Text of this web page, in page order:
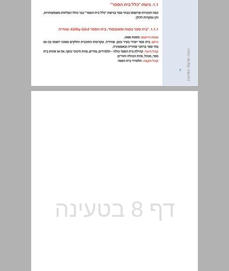
1. דוגמאות לתוכניות הכשרה של מורים ופרחי הוראה ... 7